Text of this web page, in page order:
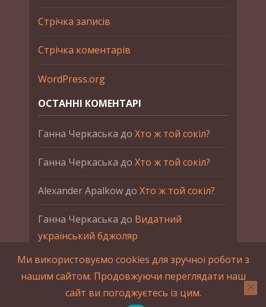
Стрічка записів
Стрічка коментарів
WordPress.org
ОСТАННІ КОМЕНТАРІ
Ганна Черкаська до Хто ж той сокіл?
Ганна Черкаська до Хто ж той сокіл?
Alexander Apalkowдо Хто ж той сокіл?
Ганна Черкаська до Видатний
український бджоляр
Ганна ЧеркаськадоПетро Франко
2015-2023 © UAHistory Всі права застережено.
Ми використовуємо cookies для зручної роботи з
нашим сайтом. Продовжуючи переглядати наш
сайт ви погоджуєтесь із цим.